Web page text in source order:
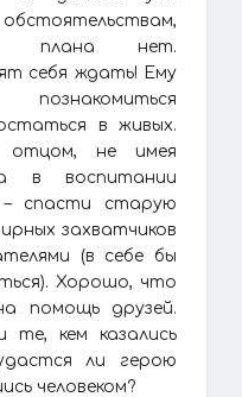
плана нет.
себя ждать! Ему
в живых.
отцом, не имея
в воспитании
спасти старую
захватчиков
(в себе бы
Хорошо, что
помощь друзей.
те, кем казались
ли герою
человеком?